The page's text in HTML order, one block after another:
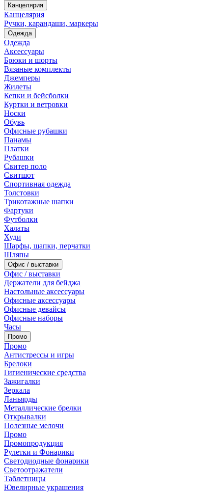
Канцелярия
Канцелярия
Ручки, карандаши, маркеры
Одежда
Одежда
Аксессуары
Брюки и шорты
Вязаные комплекты
Джемперы
Жилеты
Кепки и бейсболки
Куртки и ветровки
Носки
Обувь
Офисные рубашки
Панамы
Платки
Рубашки
Свитер поло
Свитшот
Спортивная одежда
Толстовки
Трикотажные шапки
Фартуки
Футболки
Халаты
Худи
Шарфы, шапки, перчатки
Шляпы
Офис / выставки
Офис / выставки
Держатели для бейджа
Настольные аксессуары
Офисные аксессуары
Офисные девайсы
Офисные наборы
Часы
Промо
Промо
Антистрессы и игры
Брелоки
Гигиенические средства
Зажигалки
Зеркала
Ланьярды
Металлические брелки
Открывалки
Полезные мелочи
Промо
Промопродукция
Рулетки и Фонарики
Светодиодные фонарики
Светоотражатели
Таблетницы
Ювелирные украшения